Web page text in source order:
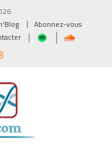
Abonnez-vous